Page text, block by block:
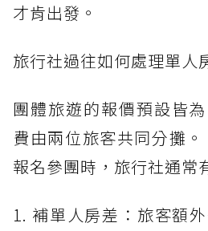
才肯出發。
旅行社過往如何處理單人
團體旅遊的報價預設皆
費由兩位旅客共同分攤
報名參團時，旅行社通常
1. 補單人房差：旅客額